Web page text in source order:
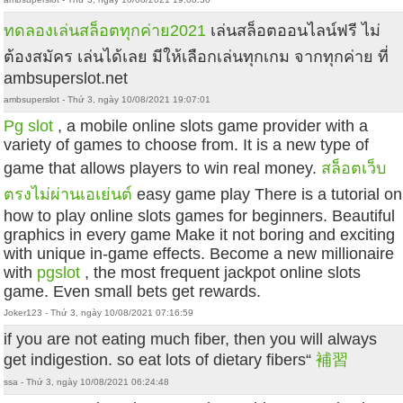
ทดลองเล่นสล็อตทุกค่าย2021 เล่นสล็อตออนไลน์ฟรี ไม่
ต้องสมัคร เล่นได้เลย มีให้เลือกเล่นทุกเกม จากทุกค่าย ที่
ambsuperslot.net
ambsuperslot - Thứ 3, ngày 10/08/2021 19:07:01
Pg slot , a mobile online slots game provider with a
variety of games to choose from. It is a new type of
game that allows players to win real money. สล็อตเว็บ
ตรงไม่ผ่านเอเย่นต์ easy game play There is a tutorial on
how to play online slots games for beginners. Beautiful
graphics in every game Make it not boring and exciting
with unique in-game effects. Become a new millionaire
with pgslot , the most frequent jackpot online slots
game. Even small bets get rewards.
Joker123 - Thứ 3, ngày 10/08/2021 07:16:59
if you are not eating much fiber, then you will always
get indigestion. so eat lots of dietary fibers“補習
ssa - Thứ 3, ngày 10/08/2021 06:24:48